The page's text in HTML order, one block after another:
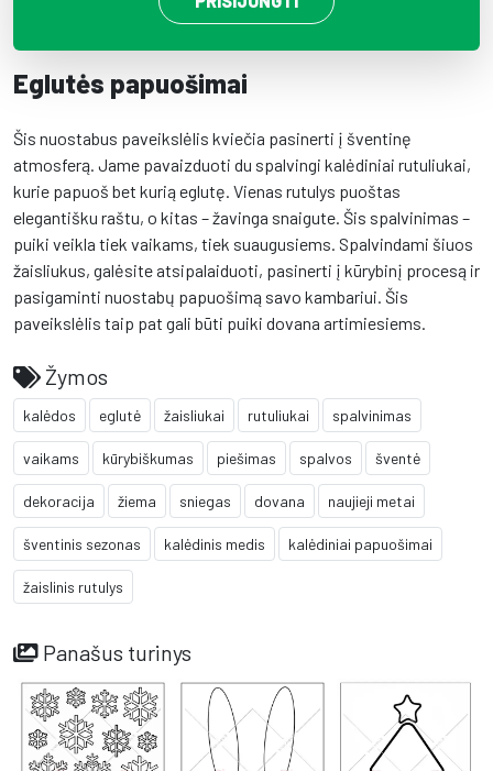
Eglutės papuošimai
Šis nuostabus paveikslėlis kviečia pasinerti į šventinę
atmosferą. Jame pavaizduoti du spalvingi kalėdiniai rutuliukai,
kurie papuoš bet kurią eglutę. Vienas rutulys puoštas
elegantišku raštu, o kitas – žavinga snaigute. Šis spalvinimas –
puiki veikla tiek vaikams, tiek suaugusiems. Spalvindami šiuos
žaisliukus, galėsite atsipalaiduoti, pasinerti į kūrybinį procesą ir
pasigaminti nuostabų papuošimą savo kambariui. Šis
paveikslėlis taip pat gali būti puiki dovana artimiesiems.
Žymos
kalėdos eglutė žaisliukai rutuliukai spalvinimas
vaikams kūrybiškumas piešimas spalvos šventė
dekoracija žiema sniegas dovana naujieji metai
šventinis sezonas kalėdinis medis kalėdiniai papuošimai
žaislinis rutulys
Panašus turinys